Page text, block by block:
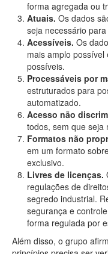
forma agregada ou
Atuais. Os dados
seja necessário
Acessíveis. Os
mais amplo
possíveis.
Processáveis por
estruturados para
automatizado.
Acesso não
todos, sem que seja
Formatos não
em um formato
exclusivo.
Livres de licenças.
regulações de
segredo industrial.
segurança e
forma regulada por
Além disso, o grupo